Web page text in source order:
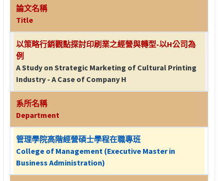
論文名稱
Title
以策略行銷觀點探討印刷業之經營與轉型-以H公司為
例
A Study on Strategic Marketing of Cultural Printing
Industry - A Case of Company H
系所名稱
Department
管理學院高階經營碩士學程在職專班
College of Management (Executive Master in
Business Administration)